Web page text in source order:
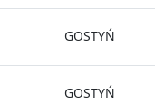
GOSTYŃ
GOSTYŃ